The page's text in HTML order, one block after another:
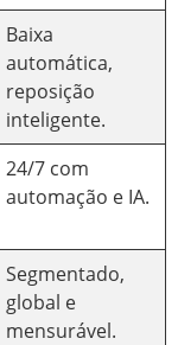
Baixa
automática,
reposição
inteligente.
24/7 com
automação e IA.
Segmentado,
global e
mensurável.